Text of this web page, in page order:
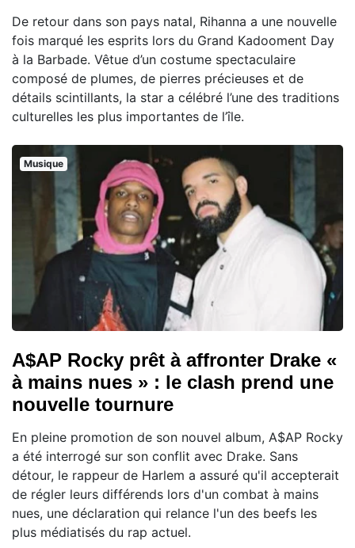
De retour dans son pays natal, Rihanna a une nouvelle
fois marqué les esprits lors du Grand Kadooment Day
à la Barbade. Vêtue d’un costume spectaculaire
composé de plumes, de pierres précieuses et de
détails scintillants, la star a célébré l’une des traditions
culturelles les plus importantes de l’île.
Musique
A$AP Rocky prêt à affronter Drake «
à mains nues » : le clash prend une
nouvelle tournure
En pleine promotion de son nouvel album, A$AP Rocky
a été interrogé sur son conflit avec Drake. Sans
détour, le rappeur de Harlem a assuré qu'il accepterait
de régler leurs différends lors d'un combat à mains
nues, une déclaration qui relance l'un des beefs les
plus médiatisés du rap actuel.